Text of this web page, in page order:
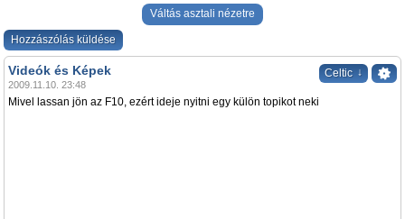
Váltás asztali nézetre
Hozzászólás küldése
Celtic ↓
Videók és Képek
2009.11.10. 23:48
Mivel lassan jön az F10, ezért ideje nyitni egy külön topikot neki